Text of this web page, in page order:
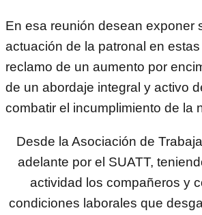
En esa reunión desean exponer
actuación de la patronal en
reclamo de un aumento por
de un abordaje integral y activo
combatir el incumplimiento de la
Desde la Asociación de
adelante por el SUATT,
actividad los compañeros y
condiciones laborales que